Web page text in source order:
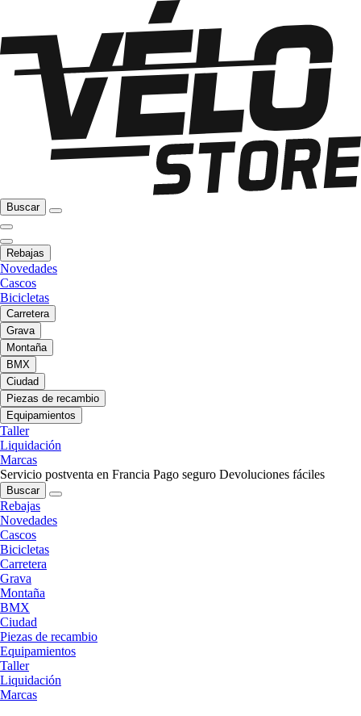
Buscar
Rebajas
Novedades
Cascos
Bicicletas
Carretera
Grava
Montaña
BMX
Ciudad
Piezas de recambio
Equipamientos
Taller
Liquidación
Marcas
Servicio postventa en Francia Pago seguro Devoluciones fáciles
Buscar
Rebajas
Novedades
Cascos
Bicicletas
Carretera
Grava
Montaña
BMX
Ciudad
Piezas de recambio
Equipamientos
Taller
Liquidación
Marcas